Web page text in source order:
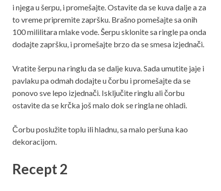
i njega u šerpu, i promešajte. Ostavite da se kuva dalje a za
to vreme pripremite zapršku. Brašno pomešajte sa onih
100 mililitara mlake vode. Šerpu sklonite sa ringle pa onda
dodajte zapršku, i promešajte brzo da se smesa izjednači.
Vratite šerpu na ringlu da se dalje kuva. Sada umutite jaje i
pavlaku pa odmah dodajte u čorbu i promešajte da se
ponovo sve lepo izjednači. Isključite ringlu ali čorbu
ostavite da se krčka još malo dok se ringla ne ohladi.
Čorbu poslužite toplu ili hladnu, sa malo peršuna kao
dekoracijom.
Recept 2